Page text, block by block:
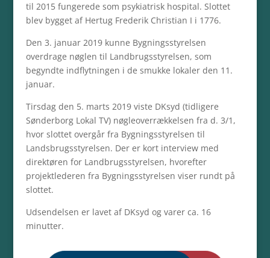
til 2015 fungerede som psykiatrisk hospital. Slottet
blev bygget af Hertug Frederik Christian I i 1776.
Den 3. januar 2019 kunne Bygningsstyrelsen
overdrage nøglen til Landbrugsstyrelsen, som
begyndte indflytningen i de smukke lokaler den 11.
januar.
Tirsdag den 5. marts 2019 viste DKsyd (tidligere
Sønderborg Lokal TV) nøgleoverrækkelsen fra d. 3/1,
hvor slottet overgår fra Bygningsstyrelsen til
Landsbrugsstyrelsen. Der er kort interview med
direktøren for Landbrugsstyrelsen, hvorefter
projektlederen fra Bygningsstyrelsen viser rundt på
slottet.
Udsendelsen er lavet af DKsyd og varer ca. 16
minutter.